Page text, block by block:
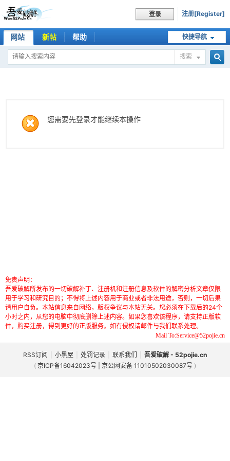
登录 注册[Register]
快捷导航
网站 新帖 帮助
搜索
您需要先登录才能继续本操作
免责声明：
吾爱破解所发布的一切破解补丁、注册机和注册信息及软件的解密分析文章仅限
用于学习和研究目的；不得将上述内容用于商业或者非法用途，否则，一切后果
请用户自负。本站信息来自网络，版权争议与本站无关。您必须在下载后的24个
小时之内，从您的电脑中彻底删除上述内容。如果您喜欢该程序，请支持正版软
件，购买注册，得到更好的正版服务。如有侵权请邮件与我们联系处理。
Mail To:Service@52pojie.cn
RSS订阅 小黑屋 处罚记录 联系我们
吾爱破解 - 52pojie.cn
( 京ICP备16042023号 | 京公网安备 11010502030087号 )